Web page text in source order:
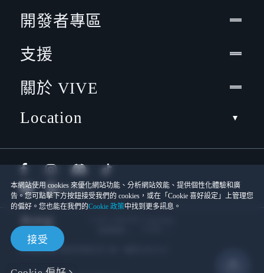
本網站使用 cookies 來優化網站功能、分析網站效能、提供個性化體驗和廣
告。您可點擊下方按鈕接受我們的 cookies，或在「Cookie 喜好設定」上管理您
的偏好。您也能在我們的Cookie 政策中找到更多訊息。
接受
開發者專區
支援
關於 VIVE
Location
宏達國際電子股份有限公司 | 統一編號16003518